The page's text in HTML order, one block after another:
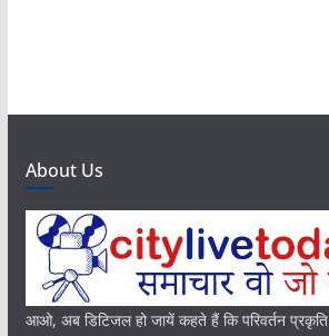
About Us
आओ, अब डिटिजल हो जायें कहते हैं कि परिवर्तन